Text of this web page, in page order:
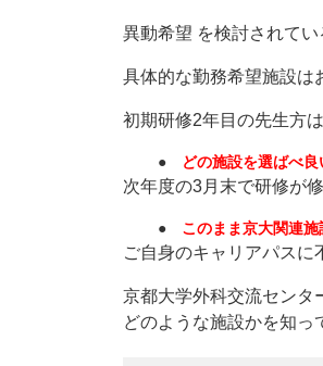
異動希望 を検討されてい
具体的な勤務希望施設は
初期研修2年目の先生方は
● どの施設を選ばべ良
次年度の3月末で研修が
● このまま京大関連
ご自身のキャリアパスに
京都大学外科交流センタ
どのような施設かを知っ